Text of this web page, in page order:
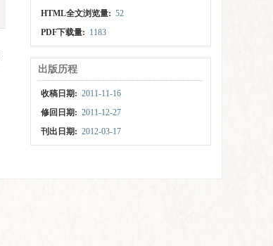
HTML全文浏览量: 52
PDF下载量: 1183
出版历程
收稿日期: 2011-11-16
修回日期: 2011-12-27
刊出日期: 2012-03-17